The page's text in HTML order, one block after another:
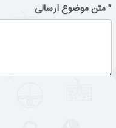
*متن موضوع ارسالی